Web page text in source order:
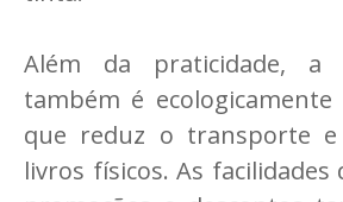
Além da praticidade, a
também é ecologicamente
que reduz o transporte
livros físicos. As facilidades